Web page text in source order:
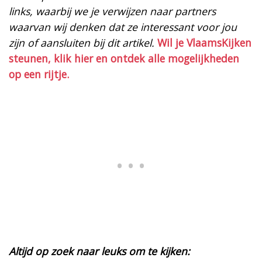
links, waarbij we je verwijzen naar partners
waarvan wij denken dat ze interessant voor jou
zijn of aansluiten bij dit artikel. Wil je VlaamsKijken
steunen, klik hier en ontdek alle mogelijkheden
op een rijtje.
Altijd op zoek naar leuks om te kijken: